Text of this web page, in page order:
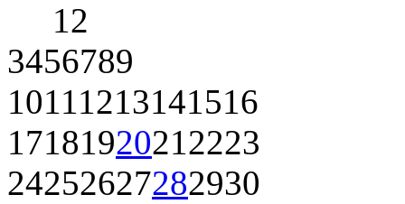
12
3456789
10111213141516
17181920212223
24252627282930